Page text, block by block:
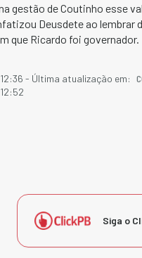
gestão de Coutinho esse
Deusdete ao lembrar
que Ricardo foi governador.
- Última atualização em:
Siga o